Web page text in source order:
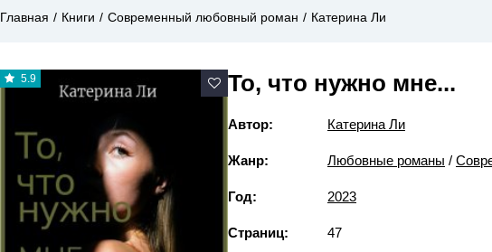
Главная Книги Современный любовный роман Катерина Ли
5.9 То, что нужно мне...
Автор: Катерина Ли
Жанр: Любовные романы /
Год: 2023
Страниц: 47